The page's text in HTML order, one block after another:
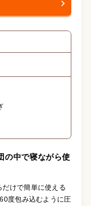
の中で寝ながら使
けで簡単に使える
度包み込むように圧